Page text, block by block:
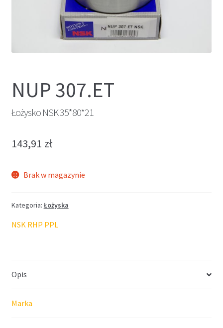
NUP 307.ET
Łożysko NSK 35*80*21
143,91 zł
Brak w magazynie
Kategoria: Łożyska
NSK RHP PPL
Opis
Marka